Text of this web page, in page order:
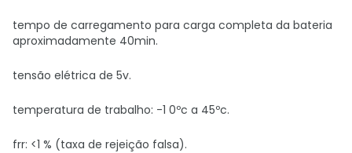
tempo de carregamento para carga completa da bateria
aproximadamente 40min.
tensão elétrica de 5v.
temperatura de trabalho: -1 0ºc a 45ºc.
frr: <1 % (taxa de rejeição falsa).